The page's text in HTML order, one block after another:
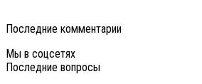
Последние комментарии
Мы в соцсетях
Последние вопросы